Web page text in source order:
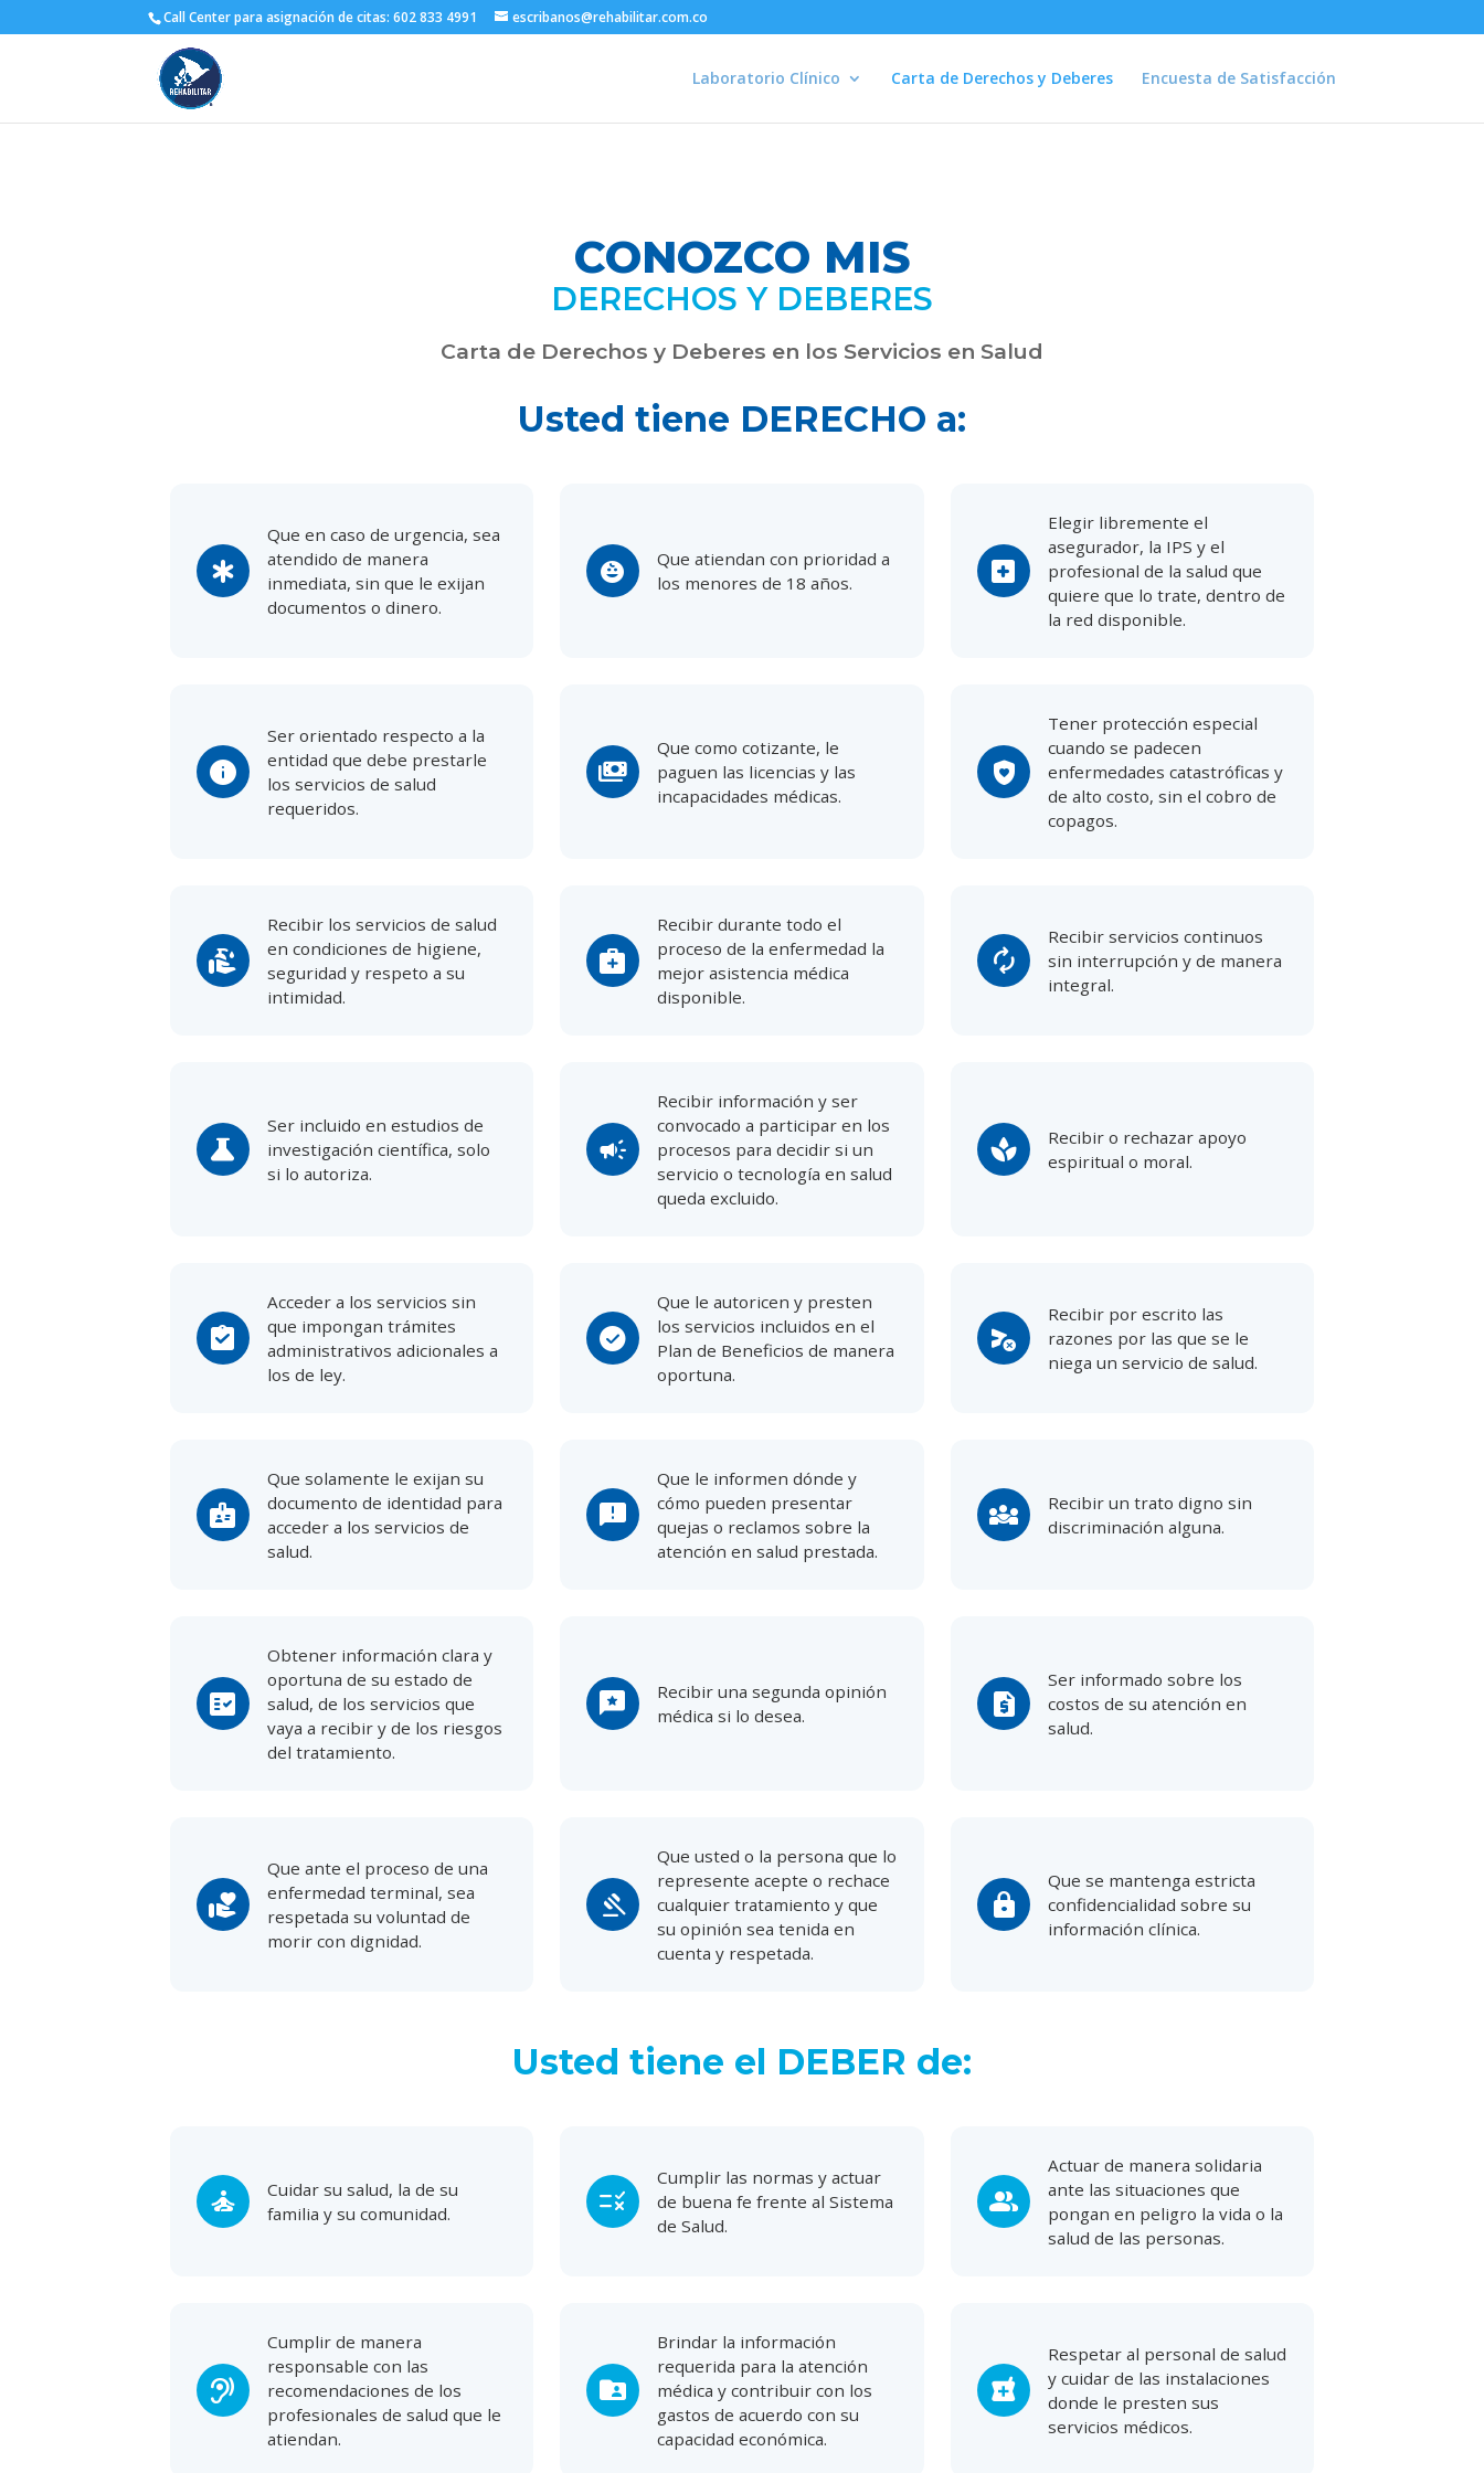
Call Center para asignación de citas: 602 833 4991 escribanos@rehabilitar.com.co
Laboratorio Clínico Carta de Derechos y Deberes Encuesta de Satisfacción
CONOZCO MIS
DERECHOS Y DEBERES
Carta de Derechos y Deberes en los Servicios en Salud
Usted tiene DERECHO a:
emergency
Que en caso de urgencia, sea
atendido de manera
inmediata, sin que le exijan
documentos o dinero.
child_care
Que atiendan con prioridad a
los menores de 18 años.
local_hospital
Elegir libremente el
asegurador, la IPS y el
profesional de la salud que
quiere que lo trate, dentro de
la red disponible.
info
Ser orientado respecto a la
entidad que debe prestarle
los servicios de salud
requeridos.
payments
Que como cotizante, le
paguen las licencias y las
incapacidades médicas.
shield_with_heart
Tener protección especial
cuando se padecen
enfermedades catastróficas y
de alto costo, sin el cobro de
copagos.
clean_hands
Recibir los servicios de salud
en condiciones de higiene,
seguridad y respeto a su
intimidad.
medical_services
Recibir durante todo el
proceso de la enfermedad la
mejor asistencia médica
disponible.
loop
Recibir servicios continuos
sin interrupción y de manera
integral.
science
Ser incluido en estudios de
investigación científica, solo
si lo autoriza.
campaign
Recibir información y ser
convocado a participar en los
procesos para decidir si un
servicio o tecnología en salud
queda excluido.
spa
Recibir o rechazar apoyo
espiritual o moral.
assignment_turned_in
Acceder a los servicios sin
que impongan trámites
administrativos adicionales a
los de ley.
check_circle
Que le autoricen y presten
los servicios incluidos en el
Plan de Beneficios de manera
oportuna.
cancel_schedule_send
Recibir por escrito las
razones por las que se le
niega un servicio de salud.
badge
Que solamente le exijan su
documento de identidad para
acceder a los servicios de
salud.
feedback
Que le informen dónde y
cómo pueden presentar
quejas o reclamos sobre la
atención en salud prestada.
diversity_3
Recibir un trato digno sin
discriminación alguna.
fact_check
Obtener información clara y
oportuna de su estado de
salud, de los servicios que
vaya a recibir y de los riesgos
del tratamiento.
reviews
Recibir una segunda opinión
médica si lo desea.
request_quote
Ser informado sobre los
costos de su atención en
salud.
volunteer_activism
Que ante el proceso de una
enfermedad terminal, sea
respetada su voluntad de
morir con dignidad.
gavel
Que usted o la persona que lo
represente acepte o rechace
cualquier tratamiento y que
su opinión sea tenida en
cuenta y respetada.
lock
Que se mantenga estricta
confidencialidad sobre su
información clínica.
Usted tiene el DEBER de:
self_improvement
Cuidar su salud, la de su
familia y su comunidad.
rule
Cumplir las normas y actuar
de buena fe frente al Sistema
de Salud.
people
Actuar de manera solidaria
ante las situaciones que
pongan en peligro la vida o la
salud de las personas.
hearing
Cumplir de manera
responsable con las
recomendaciones de los
profesionales de salud que le
atiendan.
folder_shared
Brindar la información
requerida para la atención
médica y contribuir con los
gastos de acuerdo con su
capacidad económica.
local_pharmacy
Respetar al personal de salud
y cuidar de las instalaciones
donde le presten sus
servicios médicos.